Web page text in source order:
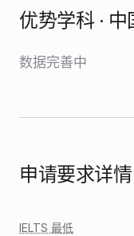
优势学科 ·
数据完善中
申请要求详情
IELTS 最低